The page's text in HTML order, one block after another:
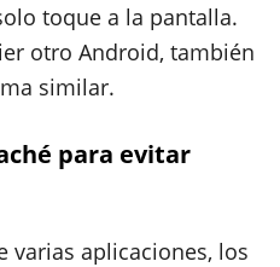
toque a la pantalla.
otro Android, también
similar.
para evitar
varias aplicaciones, los